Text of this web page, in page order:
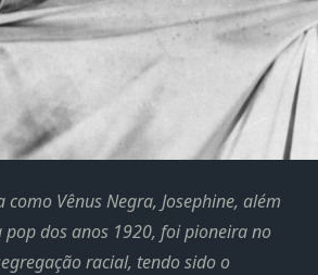
como Vênus Negra, Josephine, além
pop dos anos 1920, foi pioneira no
racial, tendo sido o